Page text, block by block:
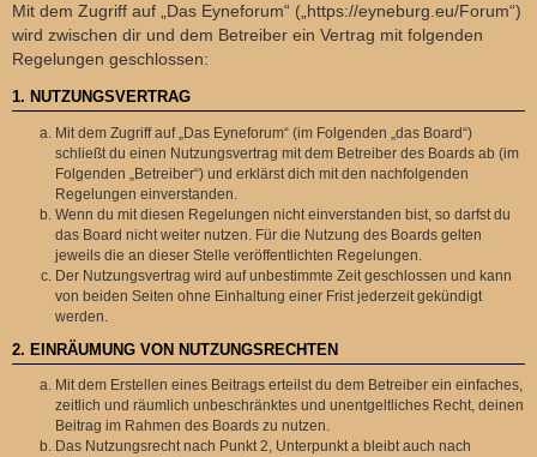
Mit dem Zugriff auf „Das Eyneforum“ („https://eyneburg.eu/Forum“)
wird zwischen dir und dem Betreiber ein Vertrag mit folgenden
Regelungen geschlossen:
1. NUTZUNGSVERTRAG
Mit dem Zugriff auf „Das Eyneforum“ (im Folgenden „das Board“)
schließt du einen Nutzungsvertrag mit dem Betreiber des Boards ab (im
Folgenden „Betreiber“) und erklärst dich mit den nachfolgenden
Regelungen einverstanden.
Wenn du mit diesen Regelungen nicht einverstanden bist, so darfst du
das Board nicht weiter nutzen. Für die Nutzung des Boards gelten
jeweils die an dieser Stelle veröffentlichten Regelungen.
Der Nutzungsvertrag wird auf unbestimmte Zeit geschlossen und kann
von beiden Seiten ohne Einhaltung einer Frist jederzeit gekündigt
werden.
2. EINRÄUMUNG VON NUTZUNGSRECHTEN
Mit dem Erstellen eines Beitrags erteilst du dem Betreiber ein einfaches,
zeitlich und räumlich unbeschränktes und unentgeltliches Recht, deinen
Beitrag im Rahmen des Boards zu nutzen.
Das Nutzungsrecht nach Punkt 2, Unterpunkt a bleibt auch nach